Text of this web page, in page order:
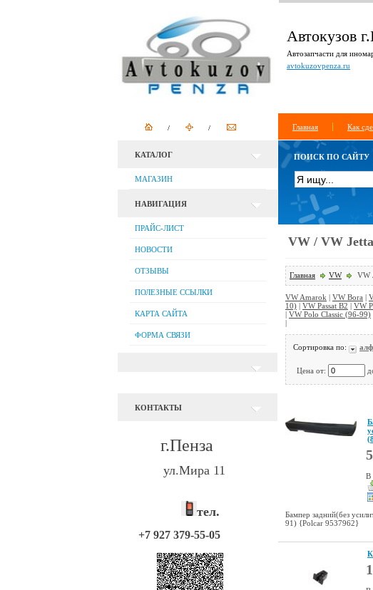
Автокузов
Автозапчасти для
avtokuzovpenza.ru
Главная Как
КАТАЛОГ
МАГАЗИН
НАВИГАЦИЯ
ПРАЙС-ЛИСТ
НОВОСТИ
ОТЗЫВЫ
ПОЛЕЗНЫЕ ССЫЛКИ
КАРТА САЙТА
ФОРМА СВЯЗИ
КОНТАКТЫ
г.Пенза
ул.Мира 11
тел.
+7 927 379-55-05
ПОИСК ПО САЙТУ
VW / VW
Главная VW VW
VW Amarok | VW Bora |
10) | VW Passat B2 | VW
| VW Polo Classic (96-99)
|
Сортировка по:
Цена от:
В
Бампер задний(без
91) {Polcar 9537962}